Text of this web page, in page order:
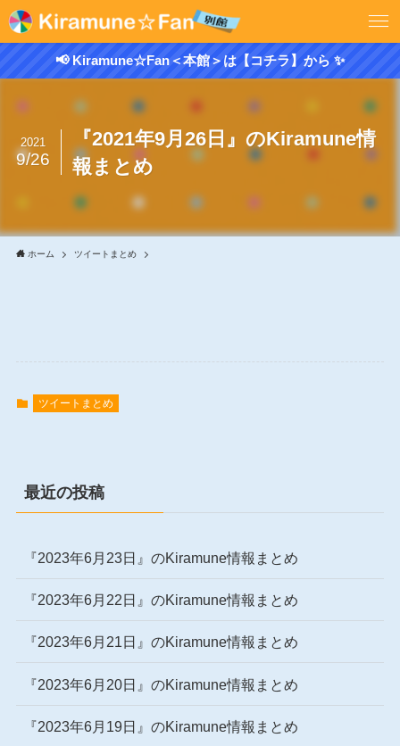
📢 Kiramune☆Fan＜本館＞は【コチラ】から ✨
『2021年9月26日』のKiramune情
報まとめ
2021
9/26
ホーム ツイートまとめ
ツイートまとめ
最近の投稿
『2023年6月23日』のKiramune情報まとめ
『2023年6月22日』のKiramune情報まとめ
『2023年6月21日』のKiramune情報まとめ
『2023年6月20日』のKiramune情報まとめ
『2023年6月19日』のKiramune情報まとめ